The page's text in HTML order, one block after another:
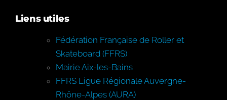
Liens utiles
Fédération Française de Roller et
Skateboard (FFRS)
Mairie Aix-les-Bains
FFRS Ligue Régionale Auvergne-
Rhône-Alpes (AURA)